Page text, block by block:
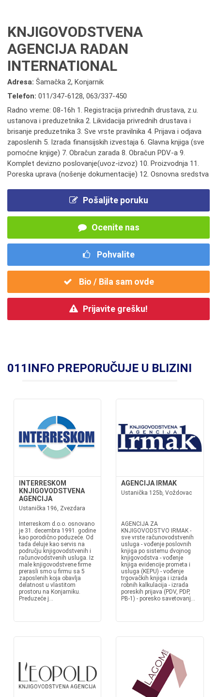
KNJIGOVODSTVENA
AGENCIJA RADAN
INTERNATIONAL
Adresa: Šamačka 2, Konjarnik
Telefon: 011/347-6128, 063/337-450
Radno vreme: 08-16h 1. Registracija privrednih drustava, z.u.
ustanova i preduzetnika 2. Likvidacija privrednih drustava i
brisanje preduzetnika 3. Sve vrste pravilnika 4. Prijava i odjava
zaposlenih 5. Izrada finansijskih izvestaja 6. Glavna knjiga (sve
pomoćne knjige) 7. Obračun zarada 8. Obračun PDV-a 9.
Komplet devizno poslovanje(uvoz-izvoz) 10. Proizvodnja 11.
Poreska uprava (nošenje dokumentacije) 12. Osnovna sredstva
Pošaljite poruku
Ocenite nas
Pohvalite
Bio / Bila sam ovde
Prijavite grešku!
011INFO PREPORUČUJE U BLIZINI
INTERRESKOM
KNJIGOVODSTVENA
AGENCIJA
Ustanička 196, Zvezdara
Interreskom d.o.o. osnovano
je 31. decembra 1991. godine
kao porodično poduzeće. Od
tada deluje kao servis na
području knjigovodstvenih i
računovodstvenih usluga. Iz
male knjigovodstvene firme
prerasli smo u firmu sa 5
zaposlenih koja obavlja
delatnost u vlastitom
prostoru na Konjarniku.
Preduzeće j...
AGENCIJA IRMAK
Ustanička 125b, Voždovac
AGENCIJA ZA
KNJIGOVODSTVO IRMAK -
sve vrste računovodstvenih
usluga - vođenje poslovnih
knjiga po sistemu dvojnog
knjigovodstva - vođenje
knjiga evidencije prometa i
usluga (KEPU) - vođenje
trgovačkih knjiga i izrada
robnih kalkulacija - izrada
poreskih prijava (PDV, PDP,
PB-1) - poresko savetovanj...